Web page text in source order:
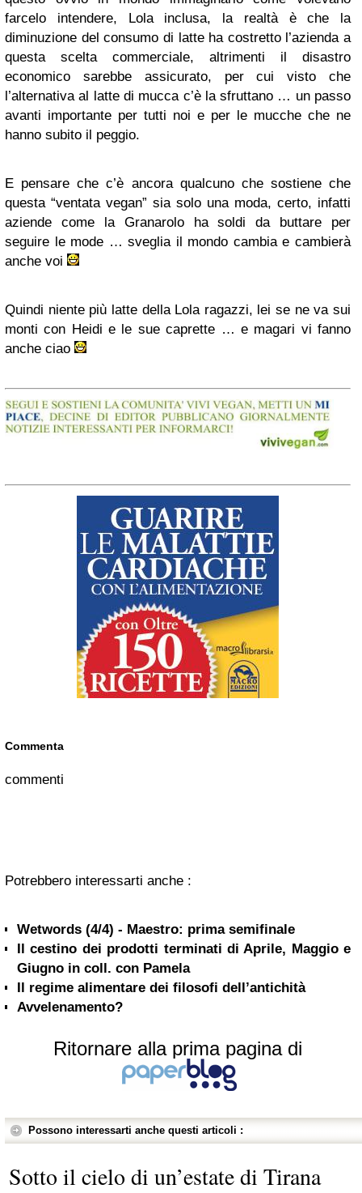
farcelo intendere, Lola inclusa, la realtà è che la
diminuzione del consumo di latte ha costretto l’azienda a
questa scelta commerciale, altrimenti il disastro
economico sarebbe assicurato, per cui visto che
l’alternativa al latte di mucca c’è la sfruttano … un passo
avanti importante per tutti noi e per le mucche che ne
hanno subito il peggio.
E pensare che c’è ancora qualcuno che sostiene che
questa “ventata vegan” sia solo una moda, certo, infatti
aziende come la Granarolo ha soldi da buttare per
seguire le mode … sveglia il mondo cambia e cambierà
anche voi
Quindi niente più latte della Lola ragazzi, lei se ne va sui
monti con Heidi e le sue caprette … e magari vi fanno
anche ciao
Commenta
commenti
Potrebbero interessarti anche :
Wetwords (4/4) - Maestro: prima semifinale
Il cestino dei prodotti terminati di Aprile, Maggio e
Giugno in coll. con Pamela
Il regime alimentare dei filosofi dell’antichità
Avvelenamento?
Ritornare alla prima pagina di
Possono interessarti anche questi articoli :
Sotto il cielo di un’estate di Tirana